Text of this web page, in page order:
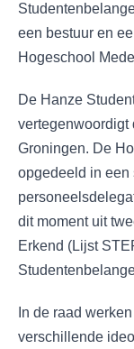
een bestuur en
Hogeschool
De Hanze
vertegenwoordigt
Groningen. De
opgedeeld in een
dit moment uit
Erkend (Lijst
In de raad
verschillende